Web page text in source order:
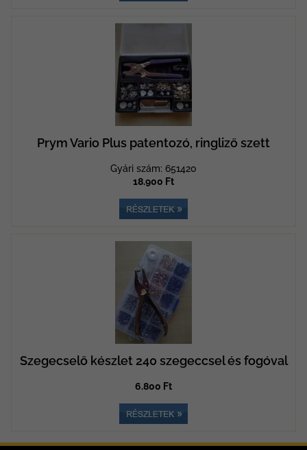
Prym Vario Plus patentozó, ringliző szett
Gyári szám: 651420
18.900 Ft
Szegecselő készlet 240 szegeccsel és fogóval
6.800 Ft